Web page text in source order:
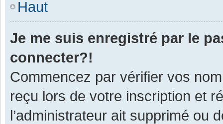
Haut
Je me suis enregistré par le
connecter?!
Commencez par vérifier vos
reçu lors de votre inscription et
l’administrateur ait supprimé ou